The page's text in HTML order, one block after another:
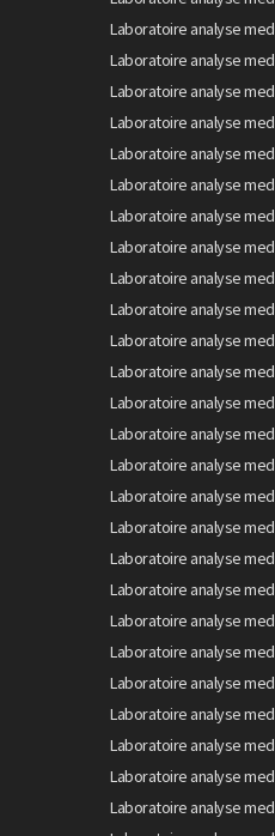
Laboratoire analyse
Laboratoire analyse
Laboratoire analyse
Laboratoire analyse
Laboratoire analyse
Laboratoire analyse
Laboratoire analyse
Laboratoire analyse
Laboratoire analyse
Laboratoire analyse
Laboratoire analyse
Laboratoire analyse
Laboratoire analyse
Laboratoire analyse
Laboratoire analyse
Laboratoire analyse
Laboratoire analyse
Laboratoire analyse
Laboratoire analyse
Laboratoire analyse
Laboratoire analyse
Laboratoire analyse
Laboratoire analyse
Laboratoire analyse
Laboratoire analyse
Laboratoire analyse